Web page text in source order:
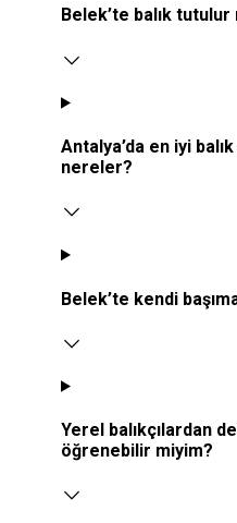
Belek’te balık tutulur
Antalya’da en iyi
nereler?
Belek’te kendi
Yerel balıkçılardan
öğrenebilir miyim?